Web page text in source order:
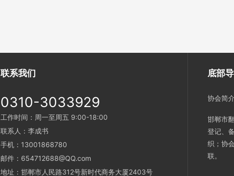
联系我们
0310-3033929
工作时间：周一至周五 9:00-18:00
联系人：李成书
手机：13001868780
邮件：654712688@QQ.com
地址：邯郸市人民路312号新时代商务大厦2403号
底部
协会简介
邯郸市
登记、
织；协
联。